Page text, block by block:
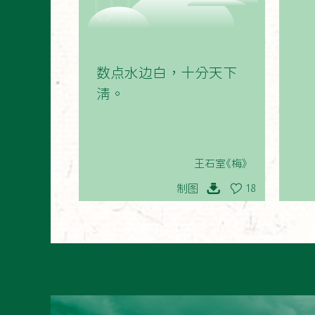
数点水边白，十分天下
清。
王石室《梅》
制图 18